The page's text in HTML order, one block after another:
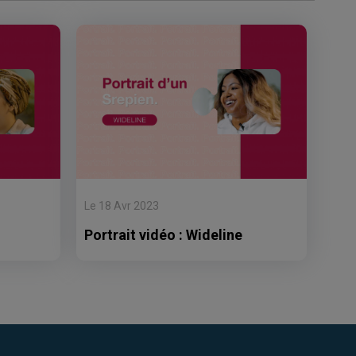
Le 18 Avr 2023
Portrait vidéo : Wideline